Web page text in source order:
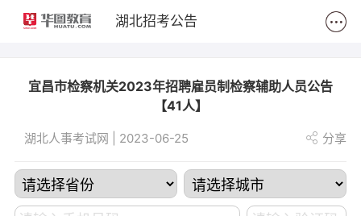
湖北招考公告
宜昌市检察机关2023年招聘雇员制检察辅助人员公告
【41人】
湖北人事考试网 | 2023-06-25 分享